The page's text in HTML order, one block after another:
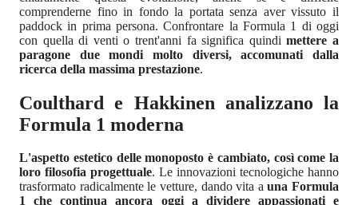
comprenderne fino in fondo la portata senza aver vissuto il
paddock in prima persona. Confrontare la Formula 1 di oggi
con quella di venti o trent'anni fa significa quindimettere a
paragone due mondi molto diversi, accomunati dalla
ricerca della massima prestazione.
Coulthard e Hakkinen analizzano la
Formula 1 moderna
L'aspetto estetico delle monoposto è cambiato, così come la
loro filosofia progettuale. Le innovazioni tecnologiche hanno
trasformato radicalmente le vetture, dando vita auna Formula
1 che continua ancora oggi a dividere appassionati e